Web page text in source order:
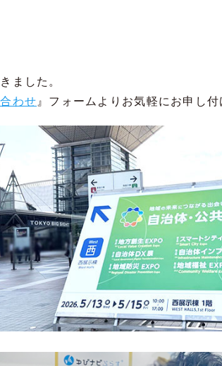
ました。
わせ 』フォームよりお気軽にお申し付